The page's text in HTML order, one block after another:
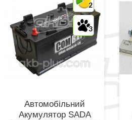
2
3
Автомобільний
Акумулятор SADA